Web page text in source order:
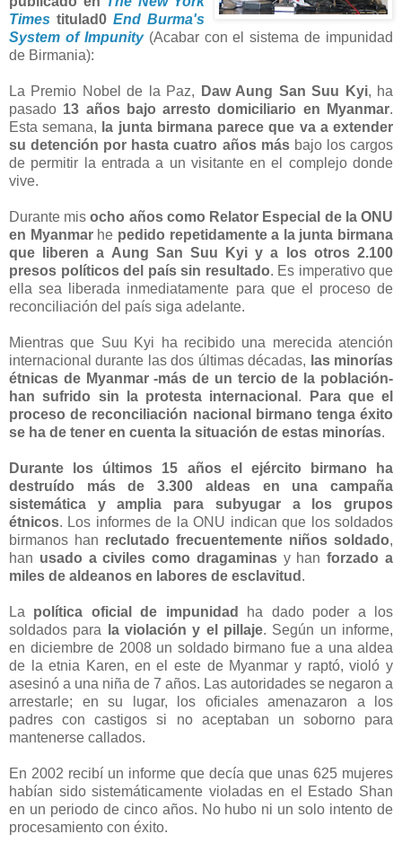
Times titulad0 End Burma's
System of Impunity (Acabar con el sistema de impunidad
de Birmania):
La Premio Nobel de la Paz, Daw Aung San Suu Kyi, ha
pasado 13 años bajo arresto domiciliario en Myanmar.
Esta semana, la junta birmana parece que va a extender
su detención por hasta cuatro años más bajo los cargos
de permitir la entrada a un visitante en el complejo donde
vive.
Durante misocho años como Relator Especial de la ONU
en Myanmar he pedido repetidamente a la junta birmana
que liberen a Aung San Suu Kyi y a los otros 2.100
presos políticos del país sin resultado. Es imperativo que
ella sea liberada inmediatamente para que el proceso de
reconciliación del país siga adelante.
Mientras que Suu Kyi ha recibido una merecida atención
internacional durante las dos últimas décadas, las minorías
étnicas de Myanmar -más de un tercio de la población-
han sufrido sin la protesta internacional .
Para que el
proceso de reconciliación nacional birmano tenga éxito
se ha de tener en cuenta la situación de estas minorías.
Durante los últimos 15 años el ejército birmano ha
destruído más de 3.300 aldeas en una campaña
sistemática y amplia para subyugar a los grupos
étnicos. Los informes de la ONU indican que los soldados
birmanos han reclutado frecuentemente niños soldado,
han usado a civiles como dragaminas y hanforzado a
miles de aldeanos en labores de esclavitud .
La política oficial de impunidad
ha dado poder a los
soldados para
la violación y el pillaje. Según un informe,
en diciembre de 2008 un soldado birmano fue a una aldea
de la etnia Karen, en el este de Myanmar y raptó, violó y
asesinó a una niña de 7 años. Las autoridades se negaron a
arrestarle; en su lugar, los oficiales amenazaron a los
padres con castigos si no aceptaban un soborno para
mantenerse callados.
En 2002 recibí un informe que decía que unas 625 mujeres
habían sido sistemáticamente violadas en el Estado Shan
en un periodo de cinco años. No hubo ni un solo intento de
procesamiento con éxito.